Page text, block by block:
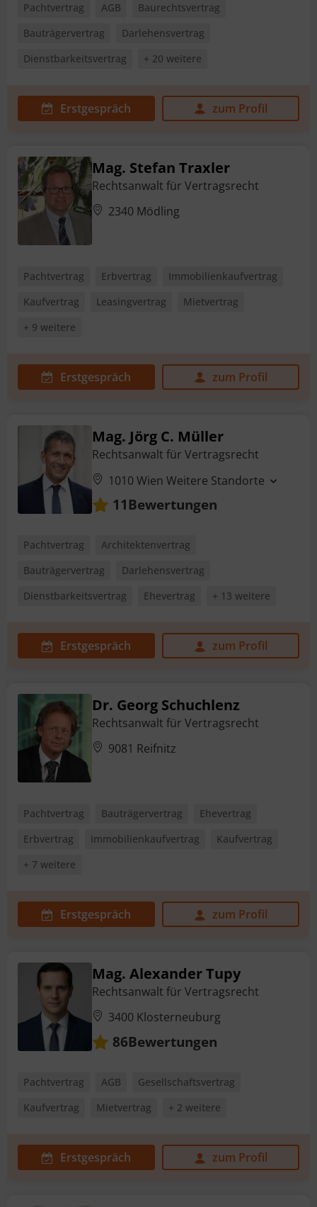
Pachtvertrag AGB
Baurechtsvertrag
Bauträgervertrag
Darlehensvertrag
Dienstbarkeitsvertrag
+ 20 weitere
Erstgespräch zum Profil
Mag. Stefan Traxler
Rechtsanwalt für Vertragsrecht
2340 Mödling
Pachtvertrag Erbvertrag
Immobilienkaufvertrag
Kaufvertrag
Leasingvertrag
Mietvertrag
+ 9 weitere
Erstgespräch zum Profil
Mag. Jörg C. Müller
Rechtsanwalt für Vertragsrecht
1010 Wien Weitere Standorte
11Bewertungen
Pachtvertrag
Architektenvertrag
Bauträgervertrag
Darlehensvertrag
Dienstbarkeitsvertrag
Ehevertrag + 13 weitere
Erstgespräch zum Profil
Dr. Georg Schuchlenz
Rechtsanwalt für Vertragsrecht
9081 Reifnitz
Pachtvertrag Bauträgervertrag
Ehevertrag
Erbvertrag
Immobilienkaufvertrag
Kaufvertrag
+ 7 weitere
Erstgespräch zum Profil
Mag. Alexander Tupy
Rechtsanwalt für Vertragsrecht
3400 Klosterneuburg
86Bewertungen
Pachtvertrag AGB
Gesellschaftsvertrag
Kaufvertrag
Mietvertrag + 2 weitere
Erstgespräch zum Profil